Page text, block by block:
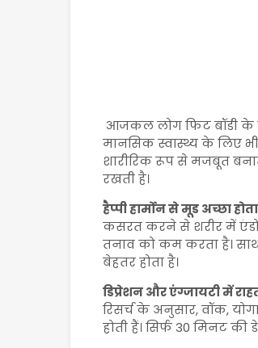
आजकल लोग फिट बॉडी के
मानसिक स्वास्थ्य के लिए
शारीरिक रूप से मजबूत
रखती है।
हैप्पी हार्मोन से मूड अच्छा
कसरत करने से शरीर में
तनाव को कम करता है।
बेहतर होता है।
डिप्रेशन और एंग्जायटी में
रिसर्च के अनुसार, वॉक,
होती हैं। सिर्फ 30 मिनट